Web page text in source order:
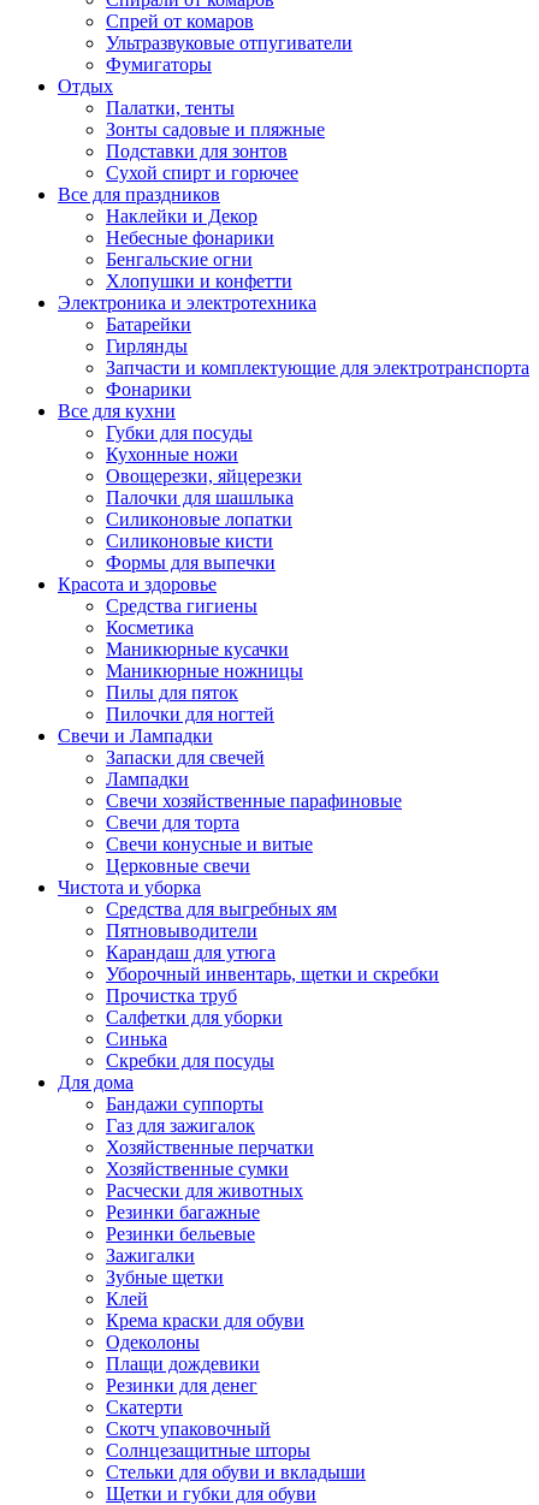
Спрей от комаров
Ультразвуковые отпугиватели
Фумигаторы
Отдых
Палатки, тенты
Зонты садовые и пляжные
Подставки для зонтов
Сухой спирт и горючее
Все для праздников
Наклейки и Декор
Небесные фонарики
Бенгальские огни
Хлопушки и конфетти
Электроника и электротехника
Батарейки
Гирлянды
Запчасти и комплектующие для электротранспорта
Фонарики
Все для кухни
Губки для посуды
Кухонные ножи
Овощерезки, яйцерезки
Палочки для шашлыка
Силиконовые лопатки
Силиконовые кисти
Формы для выпечки
Красота и здоровье
Средства гигиены
Косметика
Маникюрные кусачки
Маникюрные ножницы
Пилы для пяток
Пилочки для ногтей
Свечи и Лампадки
Запаски для свечей
Лампадки
Свечи хозяйственные парафиновые
Свечи для торта
Свечи конусные и витые
Церковные свечи
Чистота и уборка
Средства для выгребных ям
Пятновыводители
Карандаш для утюга
Уборочный инвентарь, щетки и скребки
Прочистка труб
Салфетки для уборки
Синька
Скребки для посуды
Для дома
Бандажи суппорты
Газ для зажигалок
Хозяйственные перчатки
Хозяйственные сумки
Расчески для животных
Резинки багажные
Резинки бельевые
Зажигалки
Зубные щетки
Клей
Крема краски для обуви
Одеколоны
Плащи дождевики
Резинки для денег
Скатерти
Скотч упаковочный
Солнцезащитные шторы
Стельки для обуви и вкладыши
Щетки и губки для обуви